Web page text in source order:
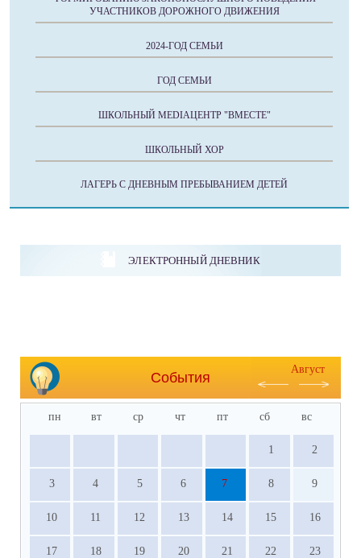
УЧАСТНИКОВ ДОРОЖНОГО ДВИЖЕНИЯ
2024-ГОД СЕМЬИ
ГОД СЕМЬИ
ШКОЛЬНЫЙ MEDIAЦЕНТР "ВМЕСТЕ"
ШКОЛЬНЫЙ ХОР
ЛАГЕРЬ С ДНЕВНЫМ ПРЕБЫВАНИЕМ ДЕТЕЙ
ЭЛЕКТРОННЫЙ ДНЕВНИК
События
Август
пн вт ср чт пт сб вс
1 2
3 4 5 6 7 8 9
10 11 12 13 14 15 16
17 18 19 20 21 22 23